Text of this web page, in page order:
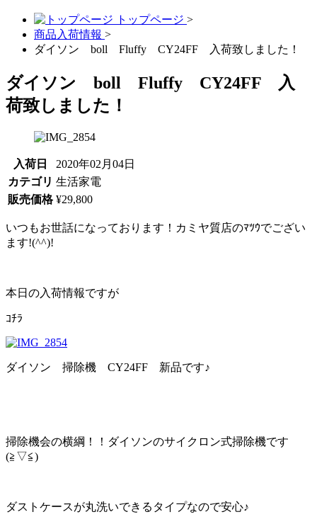
トップページ >
商品入荷情報 >
ダイソン boll Fluffy CY24FF 入荷致しました！
ダイソン boll Fluffy CY24FF 入
荷致しました！
入荷日
2020年02月04日
カテゴリ 生活家電
販売価格 ¥29,800
いつもお世話になっております！カミヤ質店のﾏﾂｳでござい
ます!(^^)!
本日の入荷情報ですが
ｺﾁﾗ
ダイソン 掃除機 CY24FF 新品です♪
掃除機会の横綱！！ダイソンのサイクロン式掃除機です
(≧▽≦)
ダストケースが丸洗いできるタイプなので安心♪